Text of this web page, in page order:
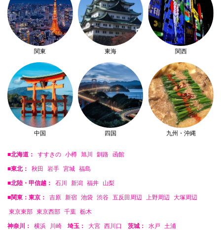
関東 東海 関西
中国 四国 九州・沖縄
■北海道： すすきの 小樽 旭川 釧路 函館
■東北： 秋田 岩手 宮城 福島
■北陸・甲信越： 石川 新潟 福井 山梨
■関東：東京： 吉原 新宿 池袋 渋谷 五反田周辺 上野周辺 大塚周辺
東京東部 東京西部 千葉 栃木
神奈川： 横浜 川崎 埼玉： 大宮 西川口 茨城： 水戸 土浦